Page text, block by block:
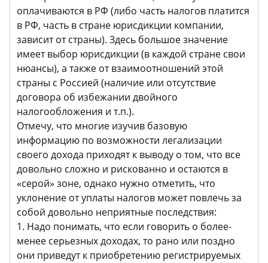
оплачиваются в РФ (либо часть налогов платится
в РФ, часть в стране юрисдикции компании,
зависит от страны). Здесь большое значение
имеет выбор юрисдикции (в каждой стране свои
нюансы), а также от взаимоотношений этой
страны с Россией (наличие или отсутствие
договора об избежании двойного
налогообложения и т.п.).
Отмечу, что многие изучив базовую
информацию по возможности легализации
своего дохода приходят к выводу о том, что все
довольно сложно и рискованно и остаются в
«серой» зоне, однако нужно отметить, что
уклонение от уплаты налогов может повлечь за
собой довольно неприятные последствия:
1. Надо понимать, что если говорить о более-
менее серьезных доходах, то рано или поздно
они приведут к приобретению регистрируемых